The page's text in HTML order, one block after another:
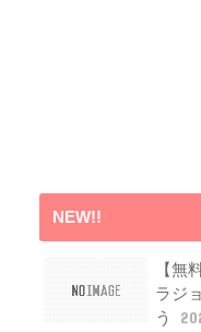
NEW!!
【無
ラジ
う